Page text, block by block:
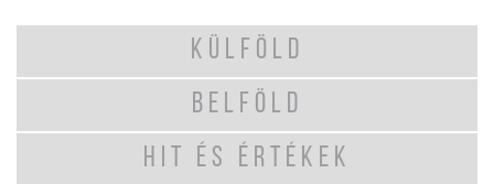
KÜLFÖLD
BELFÖLD
HIT ÉS ÉRTÉKEK